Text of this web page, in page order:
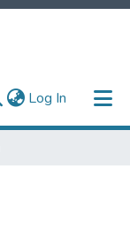
Log In (current)